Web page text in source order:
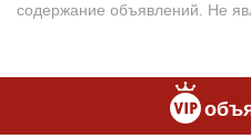
содержание объявлений. Не